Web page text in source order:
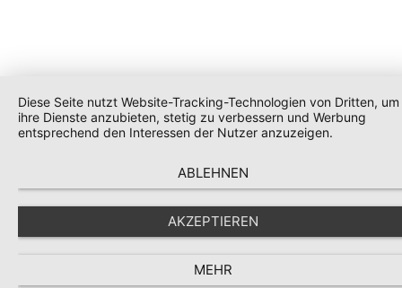
Diese Seite nutzt Website-Tracking-Technologien von Dritten, um
ihre Dienste anzubieten, stetig zu verbessern und Werbung
entsprechend den Interessen der Nutzer anzuzeigen.
ABLEHNEN
AKZEPTIEREN
MEHR